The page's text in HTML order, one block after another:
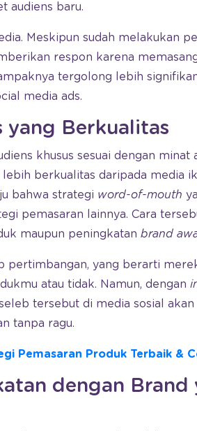
audiens baru.
Meskipun sudah melakukan
respon karena
tergolong lebih
media ads.
yang Berkualitas
khusus sesuai dengan minat
lebih berkualitas daripada media
bahwa strategi word-of-mouth
pemasaran lainnya. Cara
maupun peningkatan brand
pertimbangan, yang berarti
atau tidak. Namun, dengan
tersebut di media sosial akan
tanpa ragu.
Pemasaran Produk Terbaik &
dengan Brand